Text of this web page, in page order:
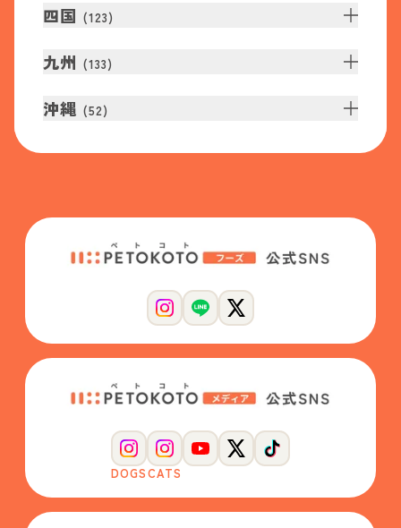
四国 (123)
九州 (133)
沖縄 (52)
DOGSCATS